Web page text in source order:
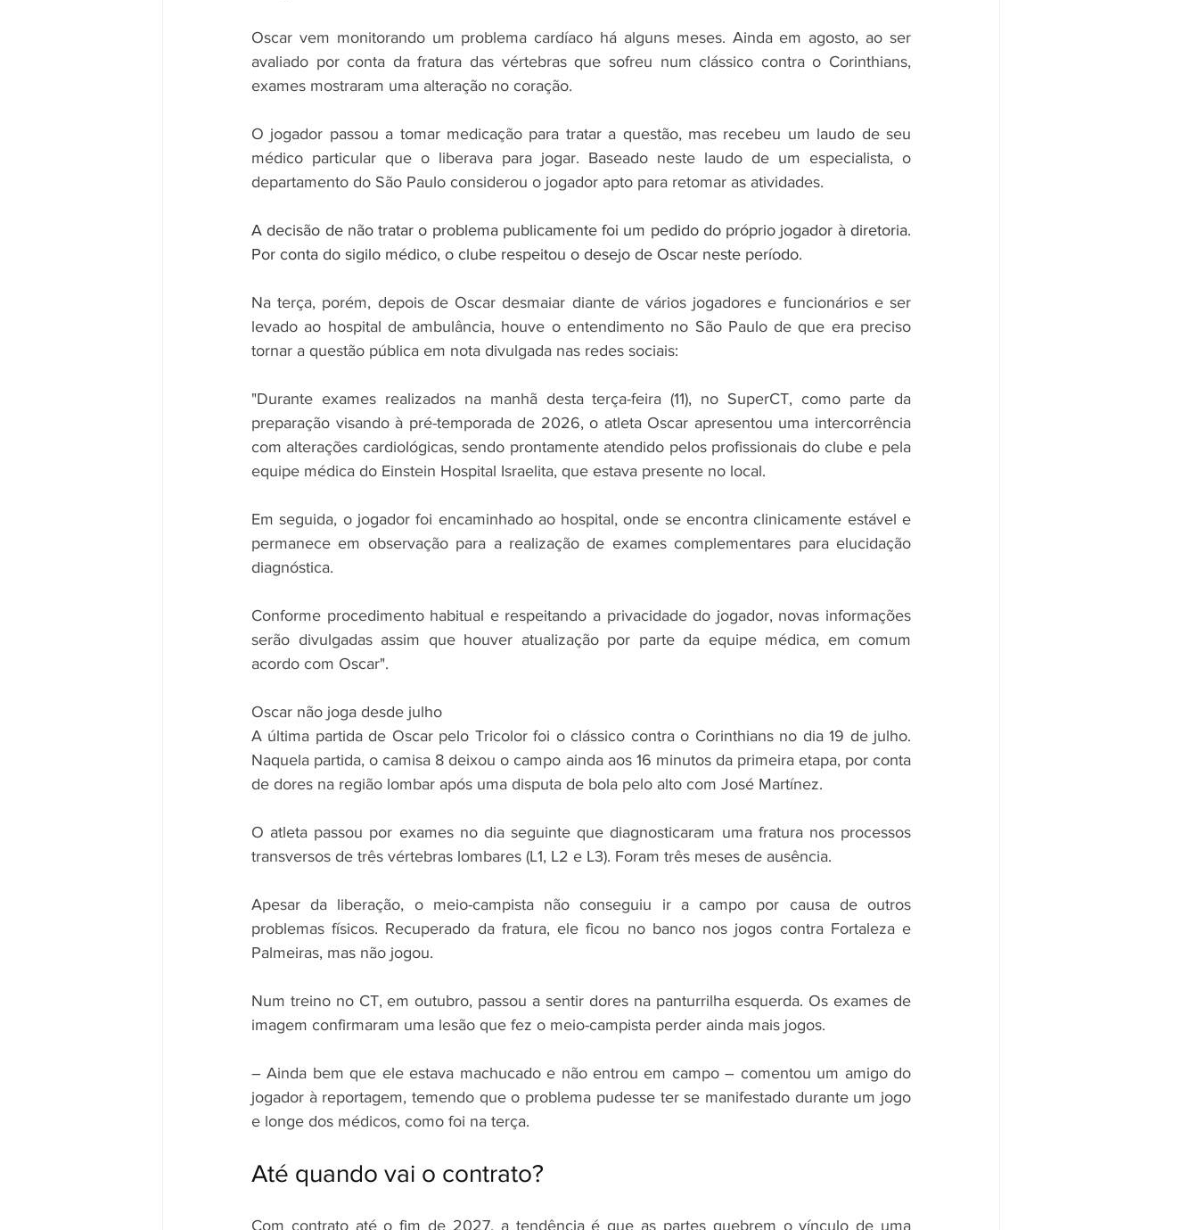
Oscar vem monitorando um problema cardíaco há alguns meses. Ainda em agosto, ao ser
avaliado por conta da fratura das vértebras que sofreu num clássico contra o Corinthians,
exames mostraram uma alteração no coração.
O jogador passou a tomar medicação para tratar a questão, mas recebeu um laudo de seu
médico particular que o liberava para jogar. Baseado neste laudo de um especialista, o
departamento do São Paulo considerou o jogador apto para retomar as atividades.
A decisão de não tratar o problema publicamente foi um pedido do próprio jogador à diretoria.
Por conta do sigilo médico, o clube respeitou o desejo de Oscar neste período.
Na terça, porém, depois de Oscar desmaiar diante de vários jogadores e funcionários e ser
levado ao hospital de ambulância, houve o entendimento no São Paulo de que era preciso
tornar a questão pública em nota divulgada nas redes sociais:
"Durante exames realizados na manhã desta terça-feira (11), no SuperCT, como parte da
preparação visando à pré-temporada de 2026, o atleta Oscar apresentou uma intercorrência
com alterações cardiológicas, sendo prontamente atendido pelos profissionais do clube e pela
equipe médica do Einstein Hospital Israelita, que estava presente no local.
Em seguida, o jogador foi encaminhado ao hospital, onde se encontra clinicamente estável e
permanece em observação para a realização de exames complementares para elucidação
diagnóstica.
Conforme procedimento habitual e respeitando a privacidade do jogador, novas informações
serão divulgadas assim que houver atualização por parte da equipe médica, em comum
acordo com Oscar".
Oscar não joga desde julho
A última partida de Oscar pelo Tricolor foi o clássico contra o Corinthians no dia 19 de julho.
Naquela partida, o camisa 8 deixou o campo ainda aos 16 minutos da primeira etapa, por conta
de dores na região lombar após uma disputa de bola pelo alto com José Martínez.
O atleta passou por exames no dia seguinte que diagnosticaram uma fratura nos processos
transversos de três vértebras lombares (L1, L2 e L3). Foram três meses de ausência.
Apesar da liberação, o meio-campista não conseguiu ir a campo por causa de outros
problemas físicos. Recuperado da fratura, ele ficou no banco nos jogos contra Fortaleza e
Palmeiras, mas não jogou.
Num treino no CT, em outubro, passou a sentir dores na panturrilha esquerda. Os exames de
imagem confirmaram uma lesão que fez o meio-campista perder ainda mais jogos.
– Ainda bem que ele estava machucado e não entrou em campo – comentou um amigo do
jogador à reportagem, temendo que o problema pudesse ter se manifestado durante um jogo
e longe dos médicos, como foi na terça.
Até quando vai o contrato?
Com contrato até o fim de 2027, a tendência é que as partes quebrem o vínculo de uma